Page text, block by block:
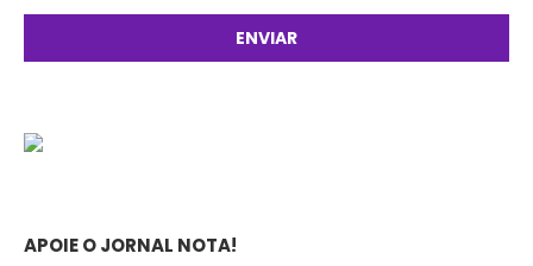
APOIE O JORNAL NOTA!